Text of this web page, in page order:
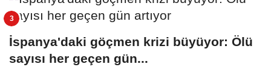
İspanya'daki göçmen krizi büyüyor: Ölü
sayısı her geçen gün...